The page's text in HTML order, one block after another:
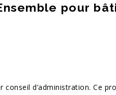
pour
d’administration. Ce